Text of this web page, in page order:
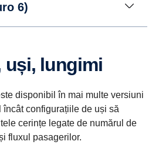
6)
uși, lungimi
disponibil în mai multe versiuni
încât configurațiile de uși să
cerințe legate de numărul de
fluxul pasagerilor.